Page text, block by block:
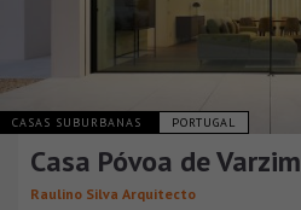
CASAS SUBURBANAS PORTUGAL
Casa Póvoa de Varzim
Raulino Silva Arquitecto